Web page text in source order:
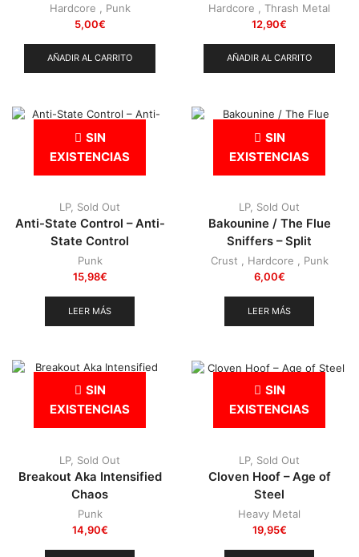
Hardcore
Punk
5,00€
AÑADIR AL CARRITO
Hardcore
Thrash Metal
12,90€
AÑADIR AL CARRITO
SIN
EXISTENCIAS
LP, Sold Out
Anti-State Control – Anti-
State Control
Punk
15,98€
LEER MÁS
SIN
EXISTENCIAS
LP, Sold Out
Bakounine / The Flue
Sniffers – Split
Crust , Hardcore , Punk
6,00€
LEER MÁS
SIN
EXISTENCIAS
LP, Sold Out
Breakout Aka Intensified
Chaos
Punk
14,90€
SIN
EXISTENCIAS
LP, Sold Out
Cloven Hoof – Age of
Steel
Heavy Metal
19,95€